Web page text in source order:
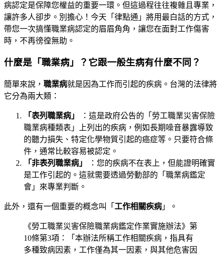
病認定是保障您權益的重要一環。但這過程往往複雜且專業，
讓許多人卻步。別擔心！今天「律點通」將用最白話的方式，
帶您一次搞懂職業病認定的眉眉角角，讓您在面對工作傷害
時，不再徬徨無助。
什麼是「職業病」？它跟一般生病有什麼不同？
簡單來說， 職業病就是因為工作而引起的疾病。台灣的法律將
它分為兩大類：
「表列職業病」
：這是政府公告的「勞工職業災害保險
職業病種類表」上列出的疾病，例如長期噪音暴露導致
的聽力損失、特定化學物質引起的癌症等。只要符合條
件，通常比較容易被認定。
「非表列職業病」
：您的疾病不在表上，但能證明確實
是工作引起的。這就需要透過勞動部的「職業病鑑定
會」來專業判斷。
此外，還有一個重要的概念叫「 工作相關疾病 」。
《勞工職業災害保險職業病鑑定作業實施辦法》第
10條第3項：「本辦法所稱工作相關疾病，指具有
多種致病因素，工作僅為其一因素，與其他危害因